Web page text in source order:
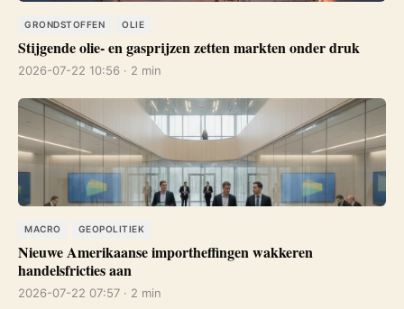
GRONDSTOFFEN OLIE
Stijgende olie- en gasprijzen zetten markten onder druk
2026-07-22 10:56 · 2 min
MACRO GEOPOLITIEK
Nieuwe Amerikaanse importheffingen wakkeren
handelsfricties aan
2026-07-22 07:57 · 2 min